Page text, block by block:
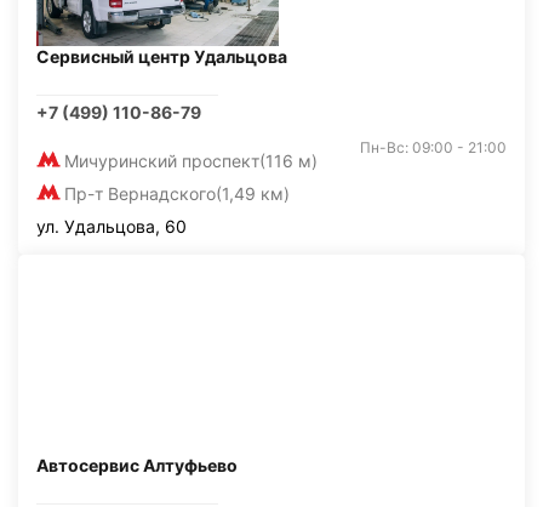
Сервисный центр Удальцова
+7 (499) 110-86-79
Мичуринский проспект(116 м)
Пр-т Вернадского(1,49 км)
Пн-Вс: 09:00 - 21:00
ул. Удальцова, 60
Автосервис Алтуфьево